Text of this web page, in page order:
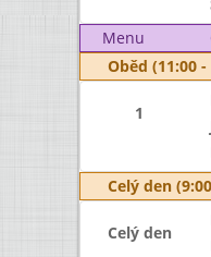
Menu
Oběd (11:00 -
1
Celý den
Celý den